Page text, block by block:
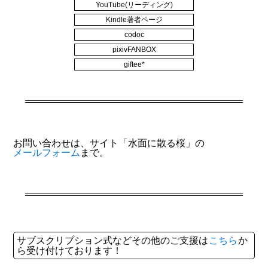
YouTube(リーディング)
Kindle著者ページ
codoc
pixivFANBOX
giftee*
お問い合わせは、サイト「水面に散る桜」の
メールフォーム まで。
サブスクリプション式などその他のご支援は こちらか
ら受け付けております！